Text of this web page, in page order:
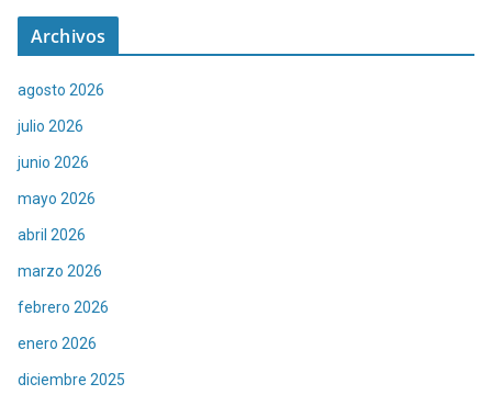
Archivos
agosto 2026
julio 2026
junio 2026
mayo 2026
abril 2026
marzo 2026
febrero 2026
enero 2026
diciembre 2025